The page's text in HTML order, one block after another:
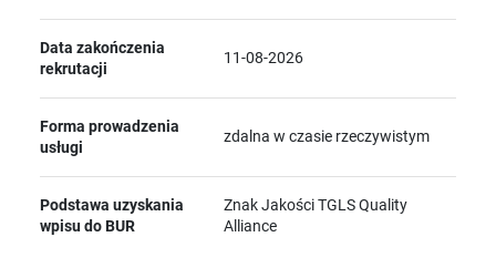
Data zakończenia
rekrutacji
11-08-2026
Forma prowadzenia
usługi
zdalna w czasie rzeczywistym
Podstawa uzyskania
wpisu do BUR
Znak Jakości TGLS Quality
Alliance